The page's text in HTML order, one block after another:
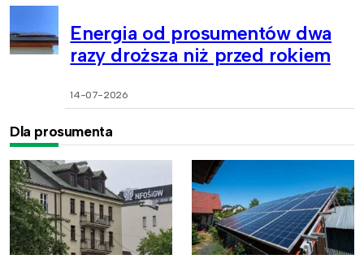
Energia od prosumentów dwa
razy droższa niż przed rokiem
14-07-2026
Dla prosumenta